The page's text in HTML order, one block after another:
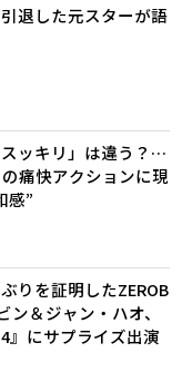
退した元スターが語
スッキリ」は違う？…
痛快アクションに現
感”
りを証明したZEROB
ン＆ジャン・ハオ、
』にサプライズ出演